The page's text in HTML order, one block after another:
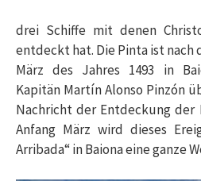
drei Schiffe mit denen
entdeckt hat. Die Pinta ist
März des Jahres 1493 in
Kapitän Martín Alonso Pinzón
Nachricht der Entdeckung der
Anfang März wird dieses
Arribada“ in Baiona eine ganze